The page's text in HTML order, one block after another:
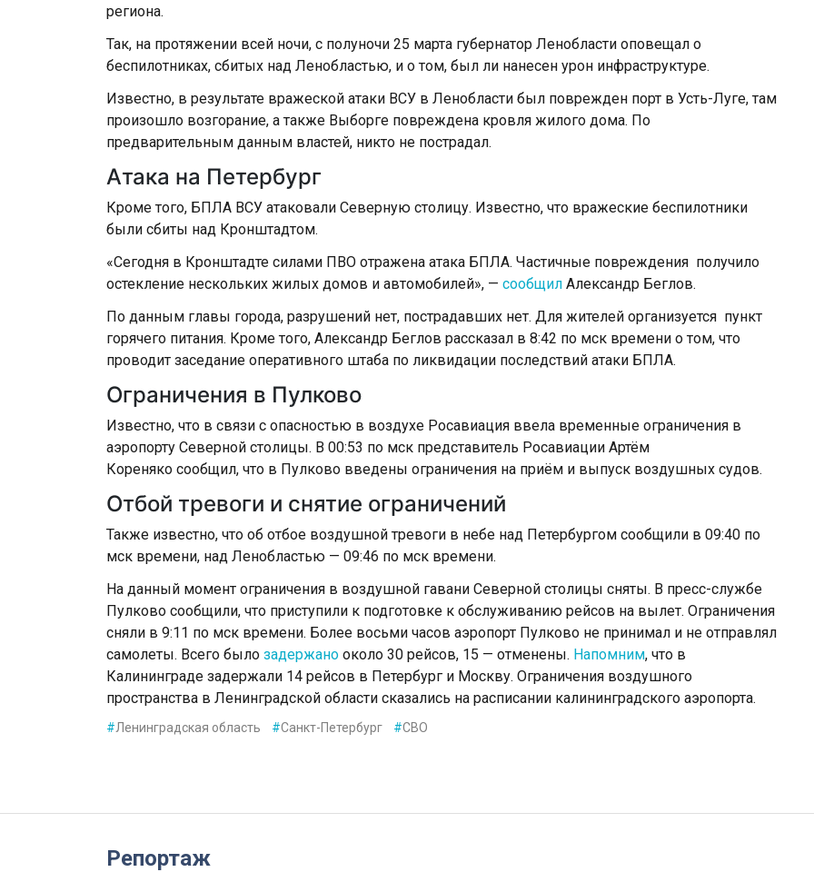
региона.
Так, на протяжении всей ночи, с полуночи 25 марта губернатор Ленобласти оповещал о
беспилотниках, сбитых над Ленобластью, и о том, был ли нанесен урон инфраструктуре.
Известно, в результате вражеской атаки ВСУ в Ленобласти был поврежден порт в Усть-Луге, там
произошло возгорание, а также Выборге повреждена кровля жилого дома. По
предварительным данным властей, никто не пострадал.
Атака на Петербург
Кроме того, БПЛА ВСУ атаковали Северную столицу. Известно, что вражеские беспилотники
были сбиты над Кронштадтом.
«Сегодня в Кронштадте силами ПВО отражена атака БПЛА. Частичные повреждения получило
остекление нескольких жилых домов и автомобилей», — сообщил Александр Беглов.
По данным главы города, разрушений нет, пострадавших нет. Для жителей организуется пункт
горячего питания. Кроме того, Александр Беглов рассказал в 8:42 по мск времени о том, что
проводит заседание оперативного штаба по ликвидации последствий атаки БПЛА.
Ограничения в Пулково
Известно, что в связи с опасностью в воздухе Росавиация ввела временные ограничения в
аэропорту Северной столицы. В 00:53 по мск представитель Росавиации Артём
Кореняко сообщил, что в Пулково введены ограничения на приём и выпуск воздушных судов.
Отбой тревоги и снятие ограничений
Также известно, что об отбое воздушной тревоги в небе над Петербургом сообщили в 09:40 по
мск времени, над Ленобластью — 09:46 по мск времени.
На данный момент ограничения в воздушной гавани Северной столицы сняты. В пресс-службе
Пулково сообщили, что приступили к подготовке к обслуживанию рейсов на вылет. Ограничения
сняли в 9:11 по мск времени. Более восьми часов аэропорт Пулково не принимал и не отправлял
самолеты. Всего было задержано около 30 рейсов, 15 — отменены. Напомним, что в
Калининграде задержали 14 рейсов в Петербург и Москву. Ограничения воздушного
пространства в Ленинградской области сказались на расписании калининградского аэропорта.
#Ленинградская область #Санкт-Петербург #СВО
Репортаж